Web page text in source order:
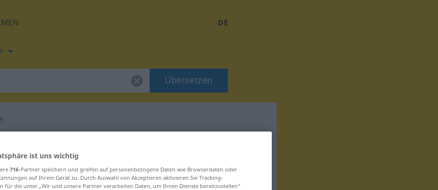
DE
Übersetzen
für "wohnhaft"
ist uns wichtig
716-Partner speichern und greifen auf personenbezogene Daten wie Browserdaten oder
auf Ihrem Gerät zu. Durch Auswahl von Akzeptieren aktivieren Sie Tracking-
für die unter „Wir und unsere Partner verarbeiten Daten, um Ihnen Dienste bereitzustellen“